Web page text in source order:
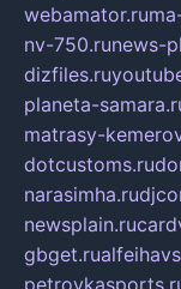
webamator.ru
nv-750.runews-
dizfiles.ru
planeta-
matrasy-
dotcustoms.ru
narasimha.ru
newsplain.ru
gbget.ru